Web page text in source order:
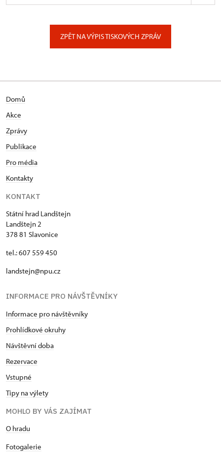
ZPĚT NA VÝPIS TISKOVÝCH ZPRÁV
Domů
Akce
Zprávy
Publikace
Pro média
Kontakty
KONTAKT
Státní hrad Landštejn
Landštejn 2
378 81 Slavonice
tel.: 607 559 450
landstejn@npu.cz
INFORMACE PRO NÁVŠTĚVNÍKY
Informace pro návštěvníky
Prohlídkové okruhy
Návštěvní doba
Rezervace
Vstupné
Tipy na výlety
MOHLO BY VÁS ZAJÍMAT
O hradu
Fotogalerie